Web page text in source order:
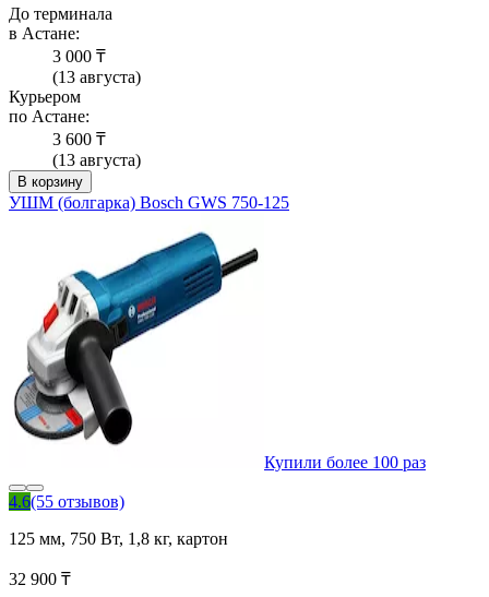
До терминала
в Астане:
3 000 ₸
(13 августа)
Курьером
по Астане:
3 600 ₸
(13 августа)
В корзину
УШМ (болгарка) Bosch GWS 750-125
Купили более 100 раз
4.6(55 отзывов)
125 мм, 750 Вт, 1,8 кг, картон
32 900 ₸